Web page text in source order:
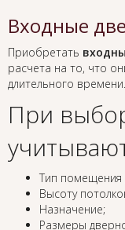
Входные
Приобретать
расчета на то, что
длительного времени.
При
Тип помещения
Высоту
Назначение;
Размеры